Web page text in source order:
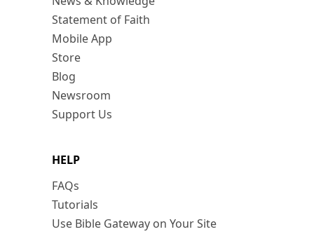
Statement of Faith
Mobile App
Store
Blog
Newsroom
Support Us
HELP
FAQs
Tutorials
Use Bible Gateway on Your Site